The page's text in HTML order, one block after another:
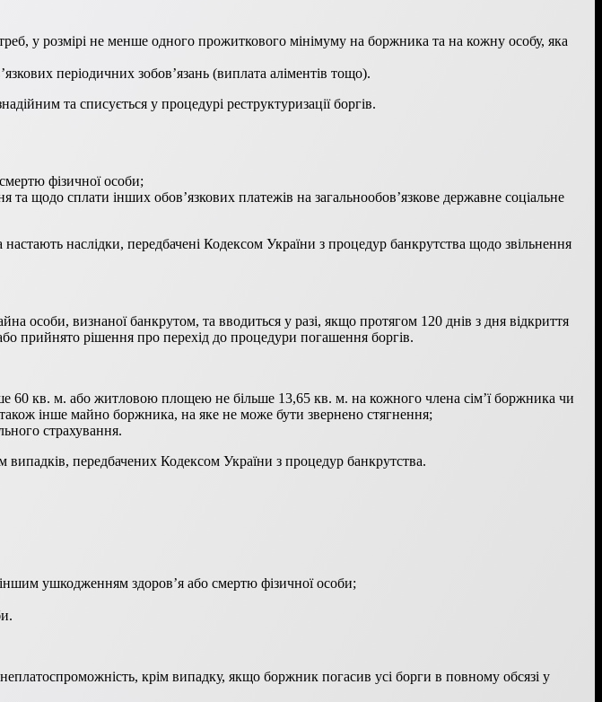
у розмірі не менше одного прожиткового мінімуму на боржника та на кожну особу, яка
періодичних зобов’язань (виплата аліментів тощо).
та списується у процедурі реструктуризації боргів.
фізичної особи;
щодо сплати інших обов’язкових платежів на загальнообов’язкове державне соціальне
наслідки, передбачені Кодексом України з процедур банкрутства щодо звільнення
особи, визнаної банкрутом, та вводиться у разі, якщо протягом 120 днів з дня відкриття
прийнято рішення про перехід до процедури погашення боргів.
60 кв. м. або житловою площею не більше 13,65 кв. м. на кожного члена сім’ї боржника чи
інше майно боржника, на яке не може бути звернено стягнення;
страхування.
передбачених Кодексом України з процедур банкрутства.
ушкодженням здоров’я або смертю фізичної особи;
крім випадку, якщо боржник погасив усі борги в повному обсязі у